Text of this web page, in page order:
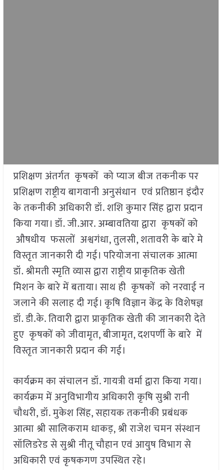
प्रशिक्षण अंतर्गत कृषकों को प्याज बीज तकनीक पर
प्रशिक्षण राष्ट्रीय बागवानी अनुसंधान एवं प्रतिष्ठान इंदौर
के तकनीकी अधिकारी डॉ. शशि कुमार सिंह द्वारा प्रदान
किया गया। डॉ. जी.आर. अम्बावतिया द्वारा कृषकों को
औषधीय फसलों अश्वगंधा, तुलसी, शतावरी के बारे मे
विस्तृत जानकारी दी गई। परियोजना संचालक आत्मा
डॉ. श्रीमती स्मृति व्यास द्वारा राष्ट्रीय प्राकृतिक खेती
मिशन के बारे में बताया। साथ ही कृषकों को नरवाई न
जलाने की सलाह दी गई। कृषि विज्ञान केंद्र के विशेषज्ञ
डॉ. डी.के. तिवारी द्वारा प्राकृतिक खेती की जानकारी देते
हुए कृषकों को जीवामृत, बीजामृत, दशपर्णी के बारे में
विस्तृत जानकारी प्रदान की गई।
कार्यक्रम का संचालन डॉ. गायत्री वर्मा द्वारा किया गया।
कार्यक्रम में अनुविभागीय अधिकारी कृषि सुश्री रानी
चौधरी, डॉ. मुकेश सिंह, सहायक तकनीकी प्रबंधक
आत्मा श्री सालिकराम धाकड़, श्री राजेश चमन संस्थान
सॉलिडरेड से सुश्री नीतू चौहान एवं आयुष विभाग से
अधिकारी एवं कृषकगण उपस्थित रहे।